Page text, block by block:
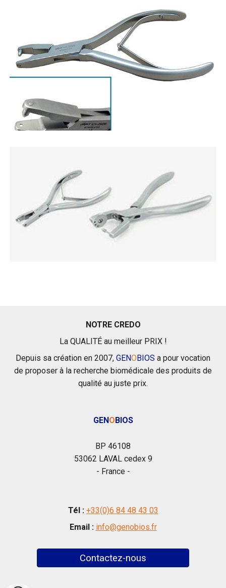
NOTRE CREDO
La QUALITÉ au meilleur PRIX !
Depuis sa création en 2007, GENOBIOS a pour vocation
de proposer à la recherche biomédicale des produits de
qualité au juste prix.
GENOBIOS
BP 46108
53062 LAVAL cedex 9
- France -
Tél : +33(0)6 84 48 43 03
Email : info@genobios.fr
Contactez-nous